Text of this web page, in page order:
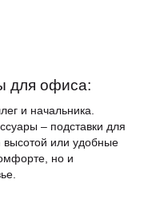
для офиса:
и начальника.
– подставки для
высотой или удобные
но и